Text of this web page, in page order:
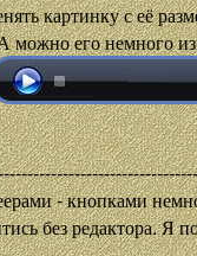
картинку с её
можно его немного
- кнопками
без редактора. Я